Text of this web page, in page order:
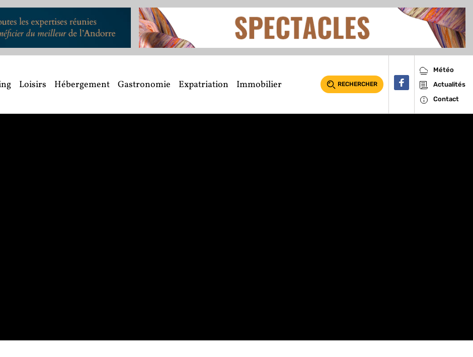
Loisirs Hébergement Gastronomie Expatriation Immobilier RECHERCHER
Météo
Actualités
Contact